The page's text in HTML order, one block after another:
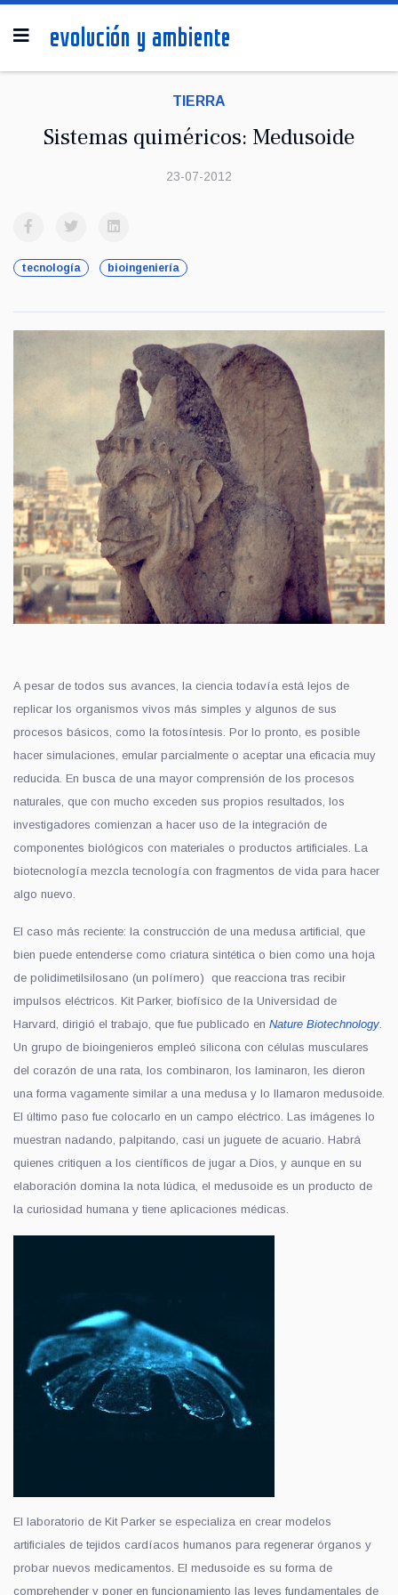
TIERRA
Sistemas quiméricos: Medusoide
23-07-2012
tecnología bioingeniería
A pesar de todos sus avances, la ciencia todavía está lejos de
replicar los organismos vivos más simples y algunos de sus
procesos básicos, como la fotosíntesis. Por lo pronto, es posible
hacer simulaciones, emular parcialmente o aceptar una eficacia muy
reducida. En busca de una mayor comprensión de los procesos
naturales, que con mucho exceden sus propios resultados, los
investigadores comienzan a hacer uso de la integración de
componentes biológicos con materiales o productos artificiales. La
biotecnología mezcla tecnología con fragmentos de vida para hacer
algo nuevo.
El caso más reciente: la construcción de una medusa artificial, que
bien puede entenderse como criatura sintética o bien como una hoja
de polidimetilsilosano (un polímero) que reacciona tras recibir
impulsos eléctricos. Kit Parker, biofísico de la Universidad de
Harvard, dirigió el trabajo, que fue publicado en Nature Biotechnology
Un grupo de bioingenieros empleó silicona con células musculares
del corazón de una rata, los combinaron, los laminaron, les dieron
una forma vagamente similar a una medusa y lo llamaron medusoide.
El último paso fue colocarlo en un campo eléctrico. Las imágenes lo
muestran nadando, palpitando, casi un juguete de acuario. Habrá
quienes critiquen a los científicos de jugar a Dios, y aunque en su
elaboración domina la nota lúdica, el medusoide es un producto de
la curiosidad humana y tiene aplicaciones médicas.
El laboratorio de Kit Parker se especializa en crear modelos
artificiales de tejidos cardíacos humanos para regenerar órganos y
probar nuevos medicamentos. El medusoide es su forma de
comprehender y poner en funcionamiento las leyes fundamentales de